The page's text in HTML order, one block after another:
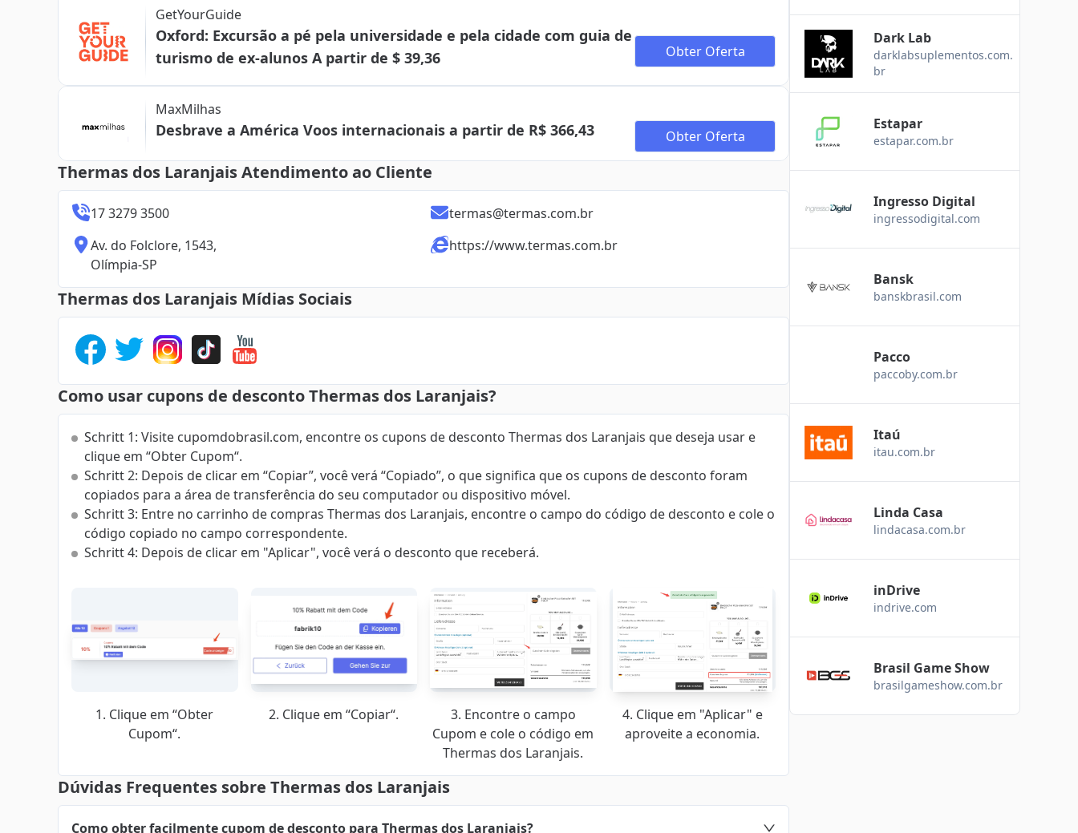
GetYourGuide
Oxford: Excursão a pé pela universidade e pela cidade com guia de
turismo de ex-alunos A partir de $ 39,36
Obter Oferta
MaxMilhas
Desbrave a América Voos internacionais a partir de R$ 366,43 Obter Oferta
Thermas dos Laranjais Atendimento ao Cliente
17 3279 3500
termas@termas.com.br
Av. do Folclore, 1543,
Olímpia-SP
https://www.termas.com.br
Thermas dos Laranjais Mídias Sociais
Como usar cupons de desconto Thermas dos Laranjais?
Schritt 1: Visite cupomdobrasil.com, encontre os cupons de desconto Thermas dos Laranjais que deseja usar e
clique em “Obter Cupom“.
Schritt 2: Depois de clicar em “Copiar”, você verá “Copiado”, o que significa que os cupons de desconto foram
copiados para a área de transferência do seu computador ou dispositivo móvel.
Schritt 3: Entre no carrinho de compras Thermas dos Laranjais, encontre o campo do código de desconto e cole o
código copiado no campo correspondente.
Schritt 4: Depois de clicar em "Aplicar", você verá o desconto que receberá.
1. Clique em “Obter
Cupom“.
2. Clique em “Copiar“.
3. Encontre o campo
Cupom e cole o código em
Thermas dos Laranjais.
4. Clique em "Aplicar" e
aproveite a economia.
Dúvidas Frequentes sobre Thermas dos Laranjais
Como obter facilmente cupom de desconto para Thermas dos Laranjais?
Dark Lab
darklabsuplementos.com.
br
Estapar
estapar.com.br
Ingresso Digital
ingressodigital.com
Bansk
banskbrasil.com
Pacco
paccoby.com.br
Itaú
itau.com.br
Linda Casa
lindacasa.com.br
inDrive
indrive.com
Brasil Game Show
brasilgameshow.com.br